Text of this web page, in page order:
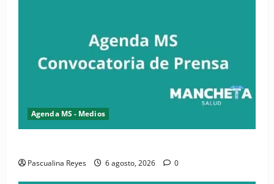
Agenda MS - Medios
Pascualina Reyes 6 agosto, 2026 0